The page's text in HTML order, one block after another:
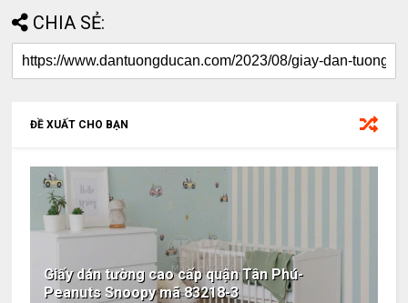
CHIA SẺ:
ĐỀ XUẤT CHO BẠN
Giấy dán tường cao cấp quận Tân Phú-
Peanuts Snoopy mã 83218-3